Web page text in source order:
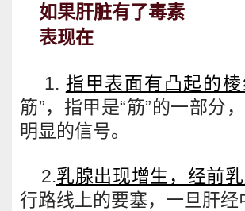
如果肝脏有了毒素
表现在
1. 指甲表面有凸起的
筋”，指甲是“筋”的一部分
明显的信号。
2.乳腺出现增生，经前
行路线上的要塞，一旦肝经